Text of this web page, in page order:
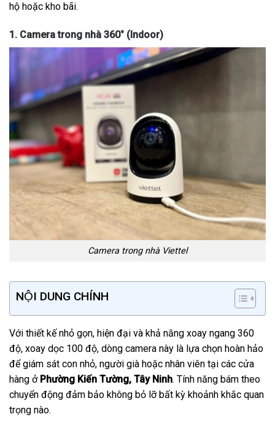
hộ hoặc kho bãi.
1. Camera trong nhà 360° (Indoor)
Camera trong nhà Viettel
NỘI DUNG CHÍNH
Với thiết kế nhỏ gọn, hiện đại và khả năng xoay ngang 360
độ, xoay dọc 100 độ, dòng camera này là lựa chọn hoàn hảo
để giám sát con nhỏ, người già hoặc nhân viên tại các cửa
hàng ở Phường Kiến Tường, Tây Ninh. Tính năng bám theo
chuyển động đảm bảo không bỏ lỡ bất kỳ khoảnh khắc quan
trọng nào.